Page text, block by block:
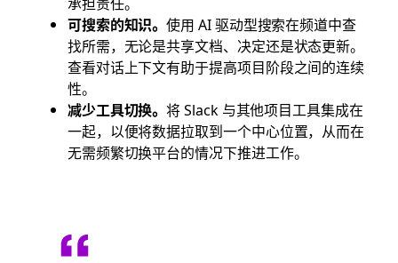
可搜索的知识。使用 AI 驱动型搜索在频道中查
找所需，无论是共享文档、决定还是状态更新。
查看对话上下文有助于提高项目阶段之间的连续
性。
减少工具切换。将 Slack 与其他项目工具集成在
一起，以便将数据拉取到一个中心位置，从而在
无需频繁切换平台的情况下推进工作。